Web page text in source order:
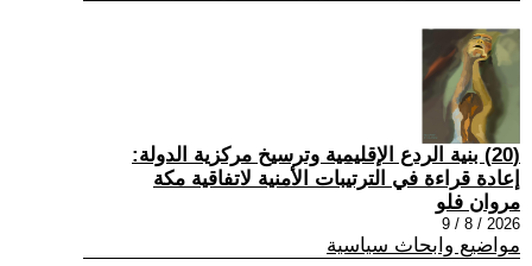
(20) بنية الردع الإقليمية وترسيخ مركزية الدولة:
إعادة قراءة في الترتيبات الأمنية لاتفاقية مكة
مروان فلو
2026 / 8 / 9
مواضيع وابحاث سياسية